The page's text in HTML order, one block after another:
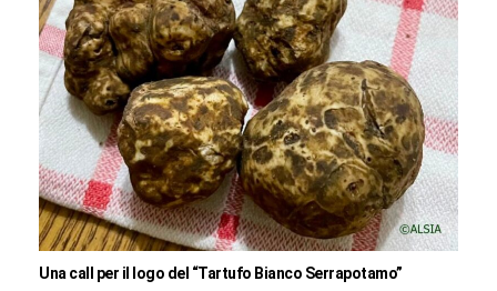
Una call per il logo del “Tartufo Bianco Serrapotamo”